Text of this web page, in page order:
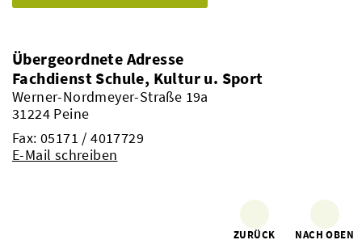
Übergeordnete Adresse
Fachdienst Schule, Kultur u. Sport
Werner-Nordmeyer-Straße 19a
31224 Peine
Fax: 05171 / 4017729
E-Mail schreiben
ZURÜCK NACH OBEN